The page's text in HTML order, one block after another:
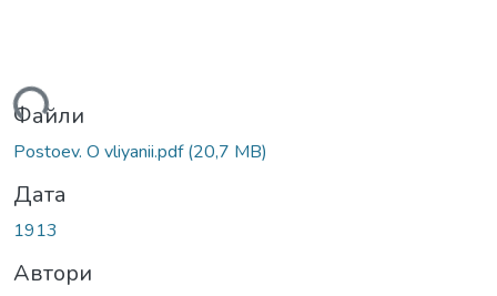
Файли
Postoev. O vliyanii.pdf(20,7 MB)
Дата
1913
Автори